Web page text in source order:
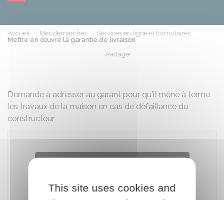
Accueil Mes démarches
Services en ligne et formulaires
Mettre en œuvre la garantie de livraison
Partager
Demande à adresser au garant pour qu'il mène à terme
les travaux de la maison en cas de défaillance du
constructeur
Institut national de la consommation (INC)
This site uses cookies and